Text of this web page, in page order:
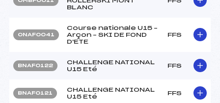
BLANC
ONAF0041
Course nationale U15 –
Arçon – SKI DE FOND
D'ETE
FFS
BNAF0122
CHALLENGE NATIONAL
U15 Eté
FFS
BNAF0121
CHALLENGE NATIONAL
U15 Eté
FFS